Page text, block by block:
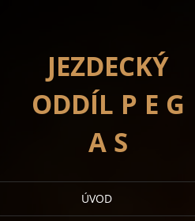
JEZDECKÝ
ODDÍL P E G
A S
ÚVOD